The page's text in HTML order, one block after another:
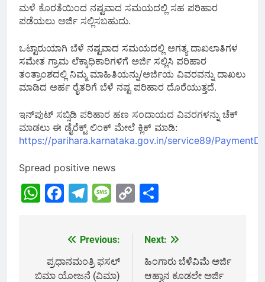
ಮಳೆ ಕೊರತೆಯಿಂದ ನಷ್ಟವಾದ ಸಮಯದಲ್ಲಿ ಸಹ ಪರಿಹಾರ
ಪಡೆಯಲು ಅರ್ಜಿ ಸಲ್ಲಿಸಬಹುದು.
ಒಟ್ಟಾರುಯಾಗಿ ಬೆಳೆ ನಷ್ಟವಾದ ಸಮಯದಲ್ಲಿ ಅಗತ್ಯ ದಾಖಲಾತಿಗಳ
ಸಮೇತ ಗ್ರಾಮ ಲೆಕ್ಕಾಧಿಕಾರಿಗಳಿಗೆ ಅರ್ಜಿ ಸಲ್ಲಿಸಿ ಪರಿಹಾರ
ತಂತ್ರಾಂಶದಲ್ಲಿ ನಿಮ್ಮ ಮಾಹಿತಿಯನ್ನು/ಅರ್ಜಿಯ ವಿವರವನ್ನು ದಾಖಲು
ಮಾಡಿದ ಅರ್ಹ ರೈತರಿಗೆ ಬೆಳೆ ನಷ್ಟ ಪರಿಹಾರ ದೊರೆಯುತ್ತದೆ.
ಇನ್‌ಪುಟ್ ಸಬ್ಸಿಡಿ ಪರಿಹಾರ ಹಣ ಸಂದಾಯದ ವಿವರಗಳನ್ನು ಚೆಕ್
ಮಾಡಲು ಈ ಡೈರೆಕ್ಟ್ ಲಿಂಕ್ ಮೇಲೆ ಕ್ಲಿಕ್ ಮಾಡಿ:
https://parihara.karnataka.gov.in/service89/
Spread positive news
WhatsApp
Facebook
Telegram
Message
Copy
navigation
Previous:
ಪ್ರಧಾನಮಂತ್ರಿ ಫಸಲ್
ಬಿಮಾ ಯೋಜನೆ (ವಿಮಾ)
Next:
ಹಿಂಗಾರು ಬೆಳೆವಿಮೆ ಅರ್ಜಿ
ಆಹ್ವಾನ ಕೂಡಲೇ ಅರ್ಜಿ